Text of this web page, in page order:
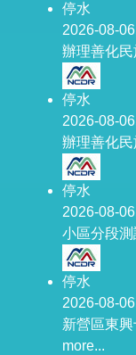
停水
2026-08-
辦理善化
停水
2026-08-
辦理善化
停水
2026-08-
小區分段測
停水
2026-08-
新營區東興
more...